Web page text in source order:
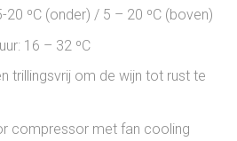
20 ºC (onder) / 5 – 20 ºC (boven)
16 – 32 ºC
trillingsvrij om de wijn tot rust te
compressor met fan cooling